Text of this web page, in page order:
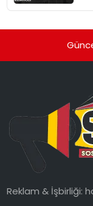
Reklam & İşbirliği: